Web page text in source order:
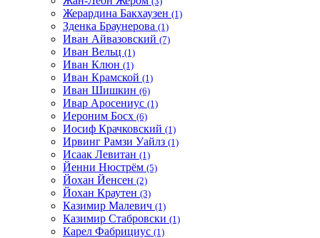
Жерардина Бакхаузен (1)
Зденка Браунерова (1)
Иван Айвазовский (7)
Иван Вельц (1)
Иван Клюн (1)
Иван Крамской (1)
Иван Шишкин (6)
Ивар Аросениус (1)
Иероним Босх (6)
Иосиф Крачковский (1)
Ирвинг Рамзи Уайлз (1)
Исаак Левитан (1)
Йенни Нюстрём (5)
Йохан Йенсен (2)
Йохан Краутен (3)
Казимир Малевич (1)
Казимир Стабровски (1)
Карел Фабрициус (1)